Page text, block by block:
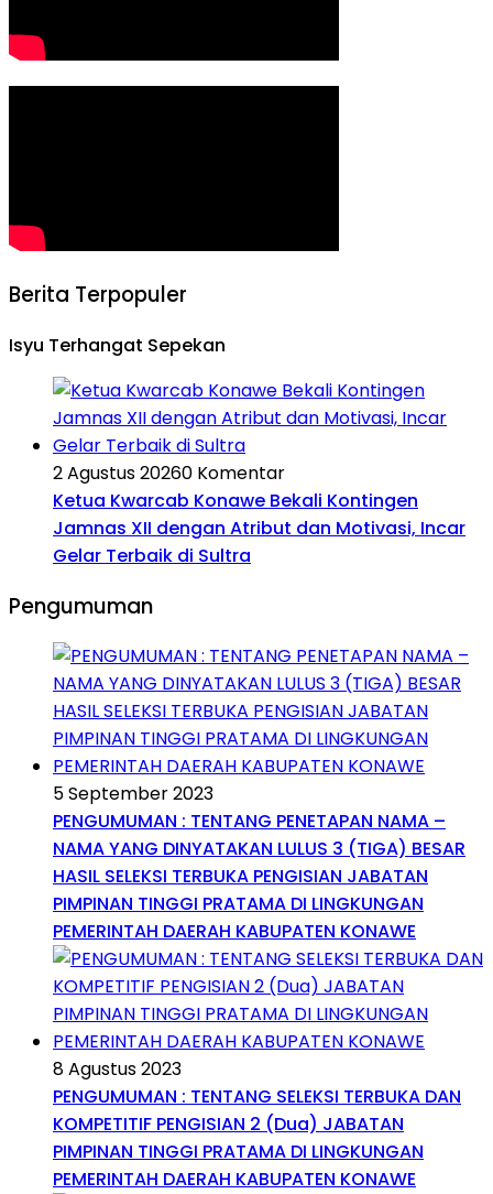
Berita Terpopuler
Isyu Terhangat Sepekan
2 Agustus 20260 Komentar
Ketua Kwarcab Konawe Bekali Kontingen
Jamnas XII dengan Atribut dan Motivasi, Incar
Gelar Terbaik di Sultra
Pengumuman
5 September 2023
PENGUMUMAN : TENTANG PENETAPAN NAMA –
NAMA YANG DINYATAKAN LULUS 3 (TIGA) BESAR
HASIL SELEKSI TERBUKA PENGISIAN JABATAN
PIMPINAN TINGGI PRATAMA DI LINGKUNGAN
PEMERINTAH DAERAH KABUPATEN KONAWE
8 Agustus 2023
PENGUMUMAN : TENTANG SELEKSI TERBUKA DAN
KOMPETITIF PENGISIAN 2 (Dua) JABATAN
PIMPINAN TINGGI PRATAMA DI LINGKUNGAN
PEMERINTAH DAERAH KABUPATEN KONAWE